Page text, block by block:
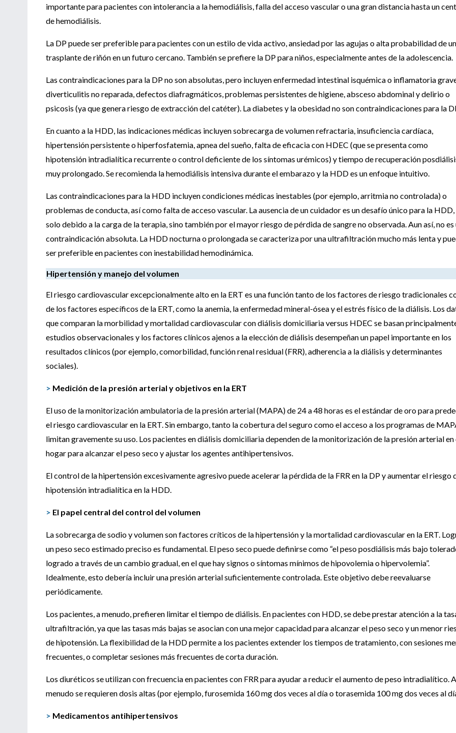
importante para pacientes con intolerancia a la hemodiálisis, falla del acceso vascular o una gran distancia hasta un
de hemodiálisis.
La DP puede ser preferible para pacientes con un estilo de vida activo, ansiedad por las agujas o alta probabilidad de un
trasplante de riñón en un futuro cercano. También se prefiere la DP para niños, especialmente antes de la adolescencia.
Las contraindicaciones para la DP no son absolutas, pero incluyen enfermedad intestinal isquémica o inflamatoria
diverticulitis no reparada, defectos diafragmáticos, problemas persistentes de higiene, absceso abdominal y delirio o
psicosis (ya que genera riesgo de extracción del catéter). La diabetes y la obesidad no son contraindicaciones para la
En cuanto a la HDD, las indicaciones médicas incluyen sobrecarga de volumen refractaria, insuficiencia cardíaca,
hipertensión persistente o hiperfosfatemia, apnea del sueño, falta de eficacia con HDEC (que se presenta como
hipotensión intradialítica recurrente o control deficiente de los síntomas urémicos) y tiempo de recuperación
muy prolongado. Se recomienda la hemodiálisis intensiva durante el embarazo y la HDD es un enfoque intuitivo.
Las contraindicaciones para la HDD incluyen condiciones médicas inestables (por ejemplo, arritmia no controlada) o
problemas de conducta, así como falta de acceso vascular. La ausencia de un cuidador es un desafío único para la HDD,
solo debido a la carga de la terapia, sino también por el mayor riesgo de pérdida de sangre no observada. Aun así, no es
contraindicación absoluta. La HDD nocturna o prolongada se caracteriza por una ultrafiltración mucho más lenta y
ser preferible en pacientes con inestabilidad hemodinámica.
Hipertensión y manejo del volumen
El riesgo cardiovascular excepcionalmente alto en la ERT es una función tanto de los factores de riesgo tradicionales
de los factores específicos de la ERT, como la anemia, la enfermedad mineral-ósea y el estrés físico de la diálisis. Los
que comparan la morbilidad y mortalidad cardiovascular con diálisis domiciliaria versus HDEC se basan
estudios observacionales y los factores clínicos ajenos a la elección de diálisis desempeñan un papel importante en los
resultados clínicos (por ejemplo, comorbilidad, función renal residual (FRR), adherencia a la diálisis y determinantes
sociales).
> Medición de la presión arterial y objetivos en la ERT
El uso de la monitorización ambulatoria de la presión arterial (MAPA) de 24 a 48 horas es el estándar de oro para
el riesgo cardiovascular en la ERT. Sin embargo, tanto la cobertura del seguro como el acceso a los programas de
limitan gravemente su uso. Los pacientes en diálisis domiciliaria dependen de la monitorización de la presión arterial en
hogar para alcanzar el peso seco y ajustar los agentes antihipertensivos.
El control de la hipertensión excesivamente agresivo puede acelerar la pérdida de la FRR en la DP y aumentar el riesgo
hipotensión intradialítica en la HDD.
> El papel central del control del volumen
La sobrecarga de sodio y volumen son factores críticos de la hipertensión y la mortalidad cardiovascular en la ERT.
un peso seco estimado preciso es fundamental. El peso seco puede definirse como “el peso posdiálisis más bajo
logrado a través de un cambio gradual, en el que hay signos o síntomas mínimos de hipovolemia o hipervolemia”.
Idealmente, esto debería incluir una presión arterial suficientemente controlada. Este objetivo debe reevaluarse
periódicamente.
Los pacientes, a menudo, prefieren limitar el tiempo de diálisis. En pacientes con HDD, se debe prestar atención a la
ultrafiltración, ya que las tasas más bajas se asocian con una mejor capacidad para alcanzar el peso seco y un menor
de hipotensión. La flexibilidad de la HDD permite a los pacientes extender los tiempos de tratamiento, con sesiones
frecuentes, o completar sesiones más frecuentes de corta duración.
Los diuréticos se utilizan con frecuencia en pacientes con FRR para ayudar a reducir el aumento de peso intradialítico. A
menudo se requieren dosis altas (por ejemplo, furosemida 160 mg dos veces al día o torasemida 100 mg dos veces al
> Medicamentos antihipertensivos